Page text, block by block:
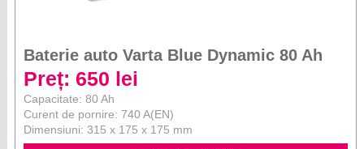
Baterie auto Varta Blue Dynamic 80 Ah
Preț: 650 lei
Capacitate: 80 Ah
Curent de pornire: 740 A(EN)
Dimensiuni: 315 x 175 x 175 mm